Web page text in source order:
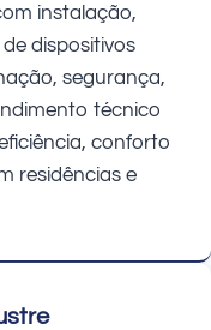
instalação,
dispositivos
segurança,
técnico
conforto
residências e